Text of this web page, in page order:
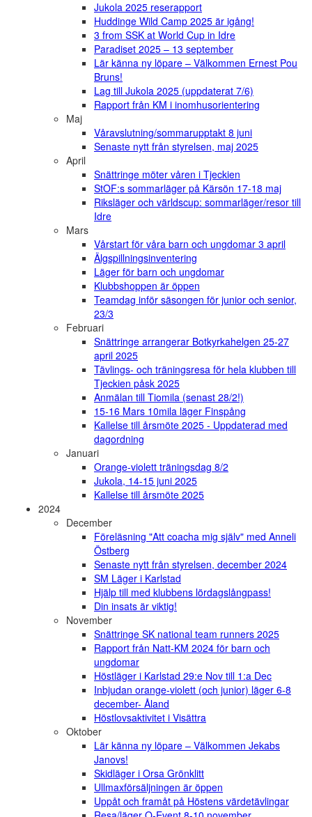
Jukola 2025 reserapport
Huddinge Wild Camp 2025 är igång!
3 from SSK at World Cup in Idre
Paradiset 2025 – 13 september
Lär känna ny löpare – Välkommen Ernest Pou
Bruns!
Lag till Jukola 2025 (uppdaterat 7/6)
Rapport från KM i inomhusorientering
Maj
Våravslutning/sommarupptakt 8 juni
Senaste nytt från styrelsen, maj 2025
April
Snättringe möter våren i Tjeckien
StOF:s sommarläger på Kärsön 17-18 maj
Riksläger och världscup: sommarläger/resor till
Idre
Mars
Vårstart för våra barn och ungdomar 3 april
Älgspillningsinventering
Läger för barn och ungdomar
Klubbshoppen är öppen
Teamdag inför säsongen för junior och senior,
23/3
Februari
Snättringe arrangerar Botkyrkahelgen 25-27
april 2025
Tävlings- och träningsresa för hela klubben till
Tjeckien påsk 2025
Anmälan till Tiomila (senast 28/2!)
15-16 Mars 10mila läger Finspång
Kallelse till årsmöte 2025 - Uppdaterad med
dagordning
Januari
Orange-violett träningsdag 8/2
Jukola, 14-15 juni 2025
Kallelse till årsmöte 2025
2024
December
Föreläsning "Att coacha mig själv" med Anneli
Östberg
Senaste nytt från styrelsen, december 2024
SM Läger i Karlstad
Hjälp till med klubbens lördagslångpass!
Din insats är viktig!
November
Snättringe SK national team runners 2025
Rapport från Natt-KM 2024 för barn och
ungdomar
Höstläger i Karlstad 29:e Nov till 1:a Dec
Inbjudan orange-violett (och junior) läger 6-8
december- Åland
Höstlovsaktivitet i Visättra
Oktober
Lär känna ny löpare – Välkommen Jekabs
Janovs!
Skidläger i Orsa Grönklitt
Ullmaxförsäljningen är öppen
Uppåt och framåt på Höstens värdetävlingar